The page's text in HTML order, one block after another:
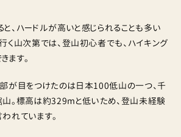
、ハードルが高いと感じられることも多い
く山次第では、登山初心者でも、ハイキング
ます。
が目をつけたのは日本100低山の一つ、千
。標高は約329mと低いため、登山未経験
れています。